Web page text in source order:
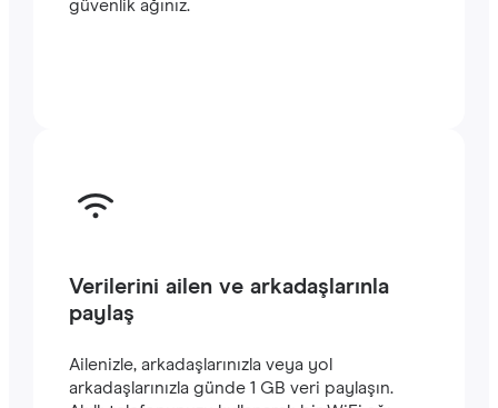
güvenlik ağınız.
Verilerini ailen ve arkadaşlarınla
paylaş
Ailenizle, arkadaşlarınızla veya yol
arkadaşlarınızla günde 1 GB veri paylaşın.